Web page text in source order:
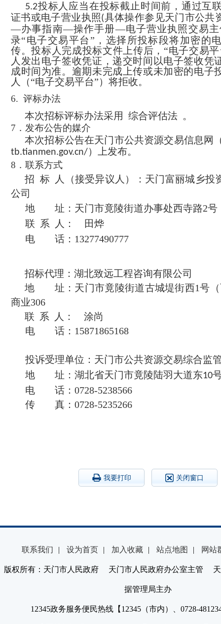
5.2投标人应当在投标截止时间前，通过互
证书或电子营业执照(具体操作参见天门市公共
—办事指南—操作手册—电子营业执照交易主
录“电子交易平台”，选择所投标段将加密的
传。投标人完成投标文件上传后，“电子交易
人发出电子签收凭证，递交时间以电子签收凭
成时间为准。逾期未完成上传或未加密的电子
人（“电子交易平台”）将拒收。
6. 评标办法
本次招标评标办法采用 综合评估法 。
7 ．发布公告的媒介
本次招标公告在天门市公共资源交易信息网
tb.tianmen.gov.cn/ ） 上发布。
8 ．联系方式
招 标 人 （接受异议人 ） ： 天门富丽城乡投
公司
地 址： 天门市竟陵街道办事处西寺路2号
联 系 人：
田烨
电 话： 13277490777
招标代理： 湖北致远工程咨询有限公司
地 址： 天门市竟陵街道古城堤街西1号
商业306
联 系 人：
涂尚
电 话： 15871865168
投诉受理单位： 天门市公共资源交易综合监
地 址： 湖北省天门市竟陵陆羽大道东10
电
话： 0728-5238566
传 真 ： 0728-5235266
我要打印 关闭窗口
联系我们 | 设为首页 | 加入收藏 | 站点地图 | 网站
版权所有：天门市人民政府 天门市人民政府办公室主管 天
据管理局主办
12345政务服务便民热线【12345（市内）、0728-